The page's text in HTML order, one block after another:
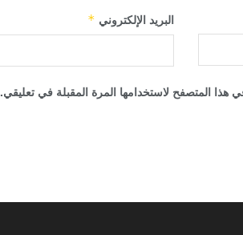
البريد الإلكتروني *
هذا المتصفح لاستخدامها المرة المقبلة في تعليقي.